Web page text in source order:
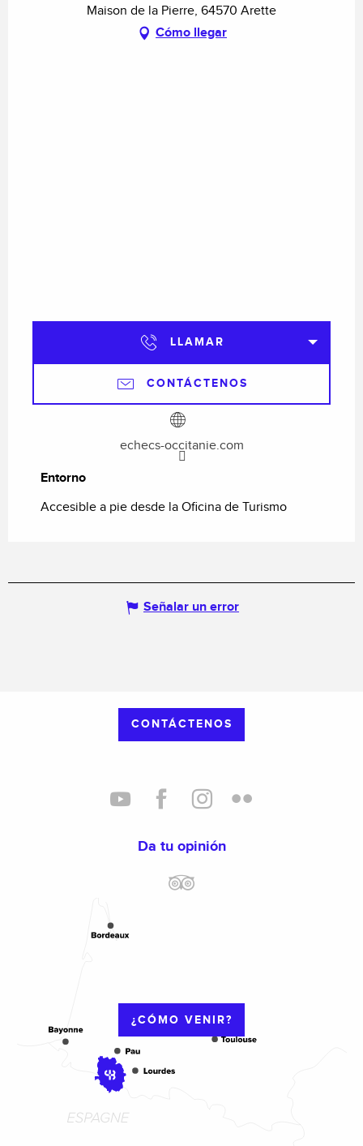
Maison de la Pierre, 64570 Arette
Cómo llegar
LLAMAR
CONTÁCTENOS
echecs-occitanie.com
Entorno
Entorno
Accesible a pie desde la Oficina de Turismo
Señalar un error
CONTÁCTENOS
Da tu opinión
¿CÓMO VENIR?